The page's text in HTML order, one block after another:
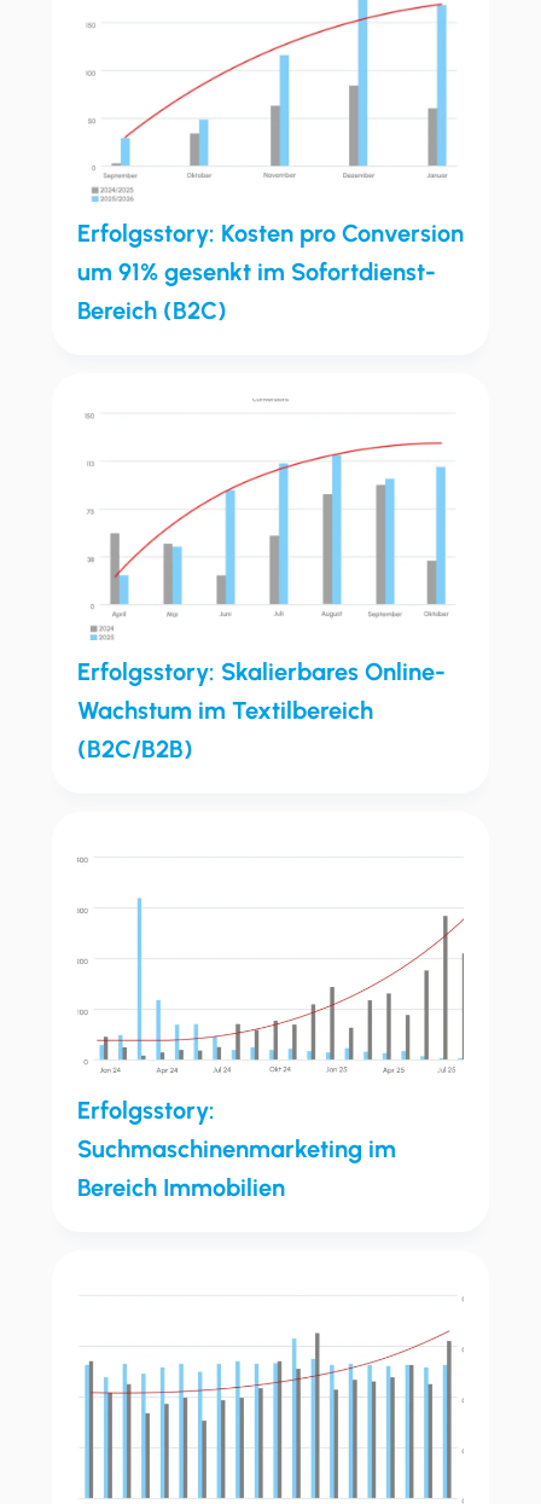
Erfolgsstory: Kosten pro Conversion
um 91% gesenkt im Sofortdienst-
Bereich (B2C)
Erfolgsstory: Skalierbares Online-
Wachstum im Textilbereich
(B2C/B2B)
Erfolgsstory:
Suchmaschinenmarketing im
Bereich Immobilien